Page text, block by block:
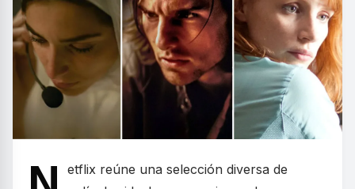
etflix reúne una selección diversa de